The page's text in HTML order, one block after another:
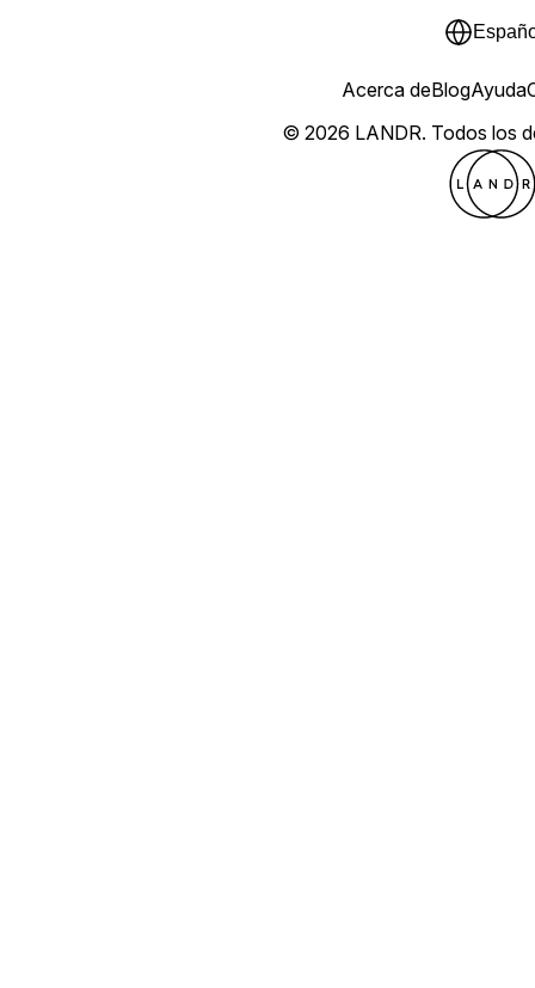
© 2026 LANDR. Todos los
Acerca deBlogAyuda